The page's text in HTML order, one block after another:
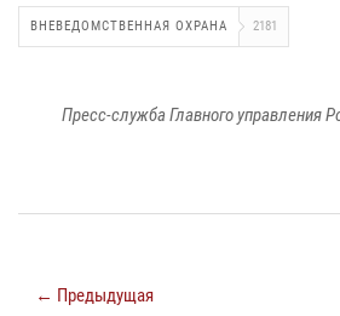
ВНЕВЕДОМСТВЕННАЯ ОХРАНА 2181
Пресс-служба Главного управления
← Предыдущая